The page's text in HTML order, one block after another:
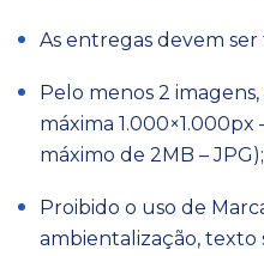
As entregas devem ser
Pelo menos 2
máxima
máximo de 2MB – JPG);
Proibido o uso de
ambientalização,